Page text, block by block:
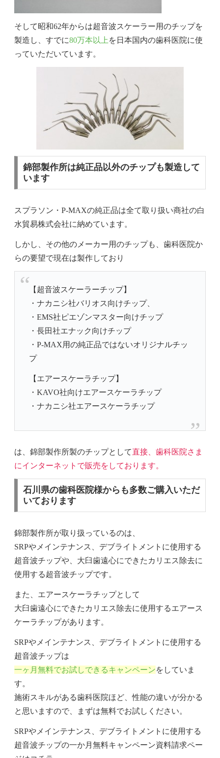
そして昭和62年からは超音波スケーラー用のチップを
製造し、すでに80万本以上 を日本国内の歯科医院に使
っていただいています。
錦部製作所は純正品以外のチップも製造して
います
スプラソン・P-MAXの純正品は全て取り扱い商社の白
水貿易株式会社に納めています。
しかし、その他のメーカー用のチップも、歯科医院か
らの要望で現在は製作しており
【超音波スケーラーチップ】
・ナカニシ社バリオス向けチップ、
・EMS社ピエゾンマスター向けチップ
・長田社エナック向けチップ
・P-MAX用の純正品ではないオリジナルチッ
プ
【エアースケーラチップ】
・KAVO社向けエアースケーラチップ
・ナカニシ社エアースケーラチップ
は、 錦部製作所製のチップとして直接、歯科医院さま
にインターネットで販売をしております。
石川県の歯科医院様からも多数ご購入いただ
いております
錦部製作所が取り扱っているのは、
SRPやメインテナンス、デブライトメントに使用する
超音波チップや、大臼歯遠心にできたカリエス除去に
使用する超音波チップです。
また、エアースケーラチップとして
大臼歯遠心にできたカリエス除去に使用するエアース
ケーラチップがあります。
SRPやメインテナンス、デブライトメントに使用する
超音波チップは
一ヶ月無料でお試しできるキャンペーンをしていま
す。
施術スキルがある歯科医院ほど、性能の違いが分かる
と思いますので、まずは無料でお試しください。
SRPやメインテナンス、デブライトメントに使用する
超音波チップの一か月無料キャンペーン資料請求ペー